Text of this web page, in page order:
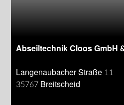
Abseiltechnik Cloos GmbH
Langenaubacher Straße 11
35767 Breitscheid